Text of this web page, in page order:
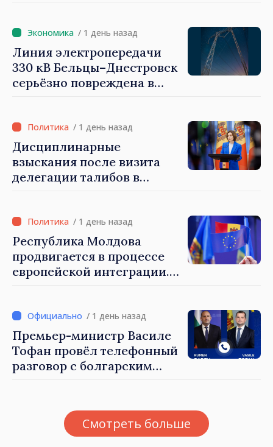
быть свободными и
честными»
/ 1 день назад
Линия электропередачи
330 кВ Бельцы–Днестровск
серьёзно повреждена в
/ 1 день назад
Дисциплинарные
взыскания после визита
делегации талибов в
занимающие высокие
должности, не знают
политики государства»
/ 1 день назад
Республика Молдова
продвигается в процессе
европейской интеграции.
блокирует» / 1 день назад
Премьер-министр Василе
Тофан провёл телефонный
разговор с болгарским
Смотреть больше